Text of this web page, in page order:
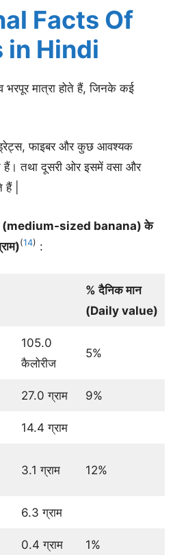
Facts Of
in Hindi
भरपूर मात्रा होते हैं, जिनके कई
फाइबर और कुछ आवश्यक
हैं। तथा दूसरी ओर इसमें वसा और
|
(medium-sized banana) के
(14) :
% दैनिक मान
(Daily value)
105.0
कैलोरीज
5%
27.0 ग्राम 9%
14.4 ग्राम
3.1 ग्राम 12%
6.3 ग्राम
0.4 ग्राम 1%